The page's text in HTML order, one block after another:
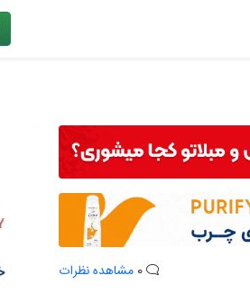
مشاهده نظرات